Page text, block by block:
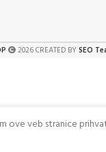
2026 CREATED BYSEO
ove veb stranice